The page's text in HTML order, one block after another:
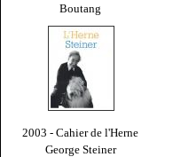
Boutang
2003 - Cahier de l'Herne
George Steiner